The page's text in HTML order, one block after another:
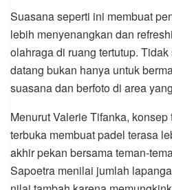
Suasana seperti ini membuat
lebih menyenangkan dan
olahraga di ruang tertutup.
datang bukan hanya untuk
suasana dan berfoto di area
Menurut Valerie Tifanka,
terbuka membuat padel terasa
akhir pekan bersama teman-
Sapoetra menilai jumlah